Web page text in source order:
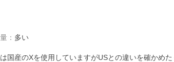
： 多い
国産のXを使用していますがUSとの違いを確かめ